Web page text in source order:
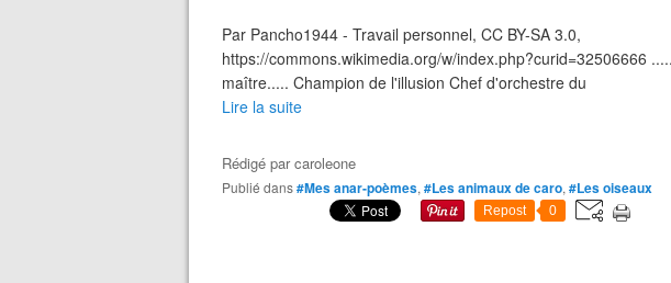
Par Pancho1944 - Travail personnel, CC BY-SA 3.0,
https://commons.wikimedia.org/w/index.php?curid=32506666
maître..... Champion de l'illusion Chef d'orchestre du
Lire la suite
Rédigé parcaroleone
Publié dans#Mes anar-poèmes, #Les animaux de caro, #Les oiseaux
Repost 0